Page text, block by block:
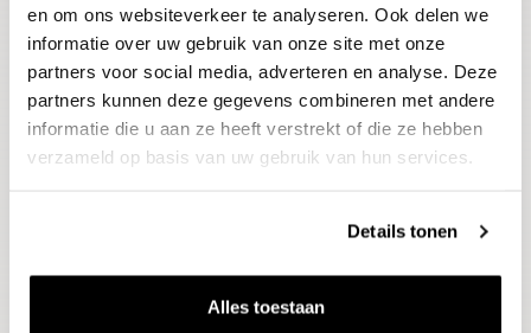
en om ons websiteverkeer te analyseren. Ook delen we
informatie over uw gebruik van onze site met onze
partners voor social media, adverteren en analyse. Deze
partners kunnen deze gegevens combineren met andere
informatie die u aan ze heeft verstrekt of die ze hebben
verzameld op basis van uw gebruik van hun services.
Details tonen
Alles toestaan
E-mailadres
Aanmelden